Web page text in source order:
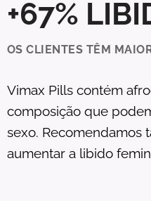
+67%
OS CLIENTES TÊM
Vimax Pills contém
composição que
sexo. Recomendamos
aumentar a libido